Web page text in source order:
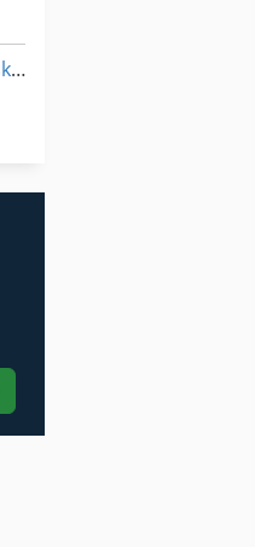
Schwäbische Værktøjsmaskiner Gmbh